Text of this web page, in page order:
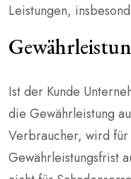
Leistungen,
Ist der Kunde
die Gewährleistung
Verbraucher, wird
Gewährleistungsfrist